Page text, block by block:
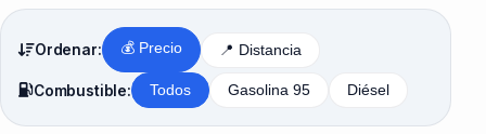
Ordenar: 💰 Precio 📍 Distancia
Combustible: Todos Gasolina 95 Diésel